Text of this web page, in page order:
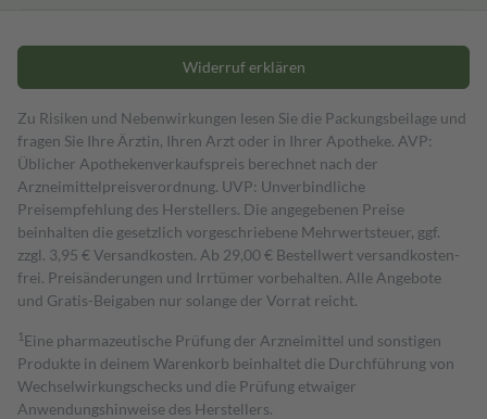
Widerruf erklären
Zu Risiken und Nebenwirkungen lesen Sie die Packungsbeilage und
fragen Sie Ihre Ärztin, Ihren Arzt oder in Ihrer Apotheke. AVP:
Üblicher Apothekenverkaufspreis berechnet nach der
Arzneimittelpreisverordnung. UVP: Unverbindliche
Preisempfehlung des Herstellers. Die angegebenen Preise
beinhalten die gesetzlich vorgeschriebene Mehrwertsteuer, ggf.
zzgl. 3,95 € Versandkosten. Ab 29,00 € Bestell­wert versand­kosten­
frei. Preisänderungen und Irrtümer vorbehalten. Alle Angebote
und Gratis-Beigaben nur solange der Vorrat reicht.
1 Eine pharmazeutische Prüfung der Arzneimittel und sonstigen
Produkte in deinem Warenkorb beinhaltet die Durchführung von
Wechselwirkungschecks und die Prüfung etwaiger
Anwendungshinweise des Herstellers.